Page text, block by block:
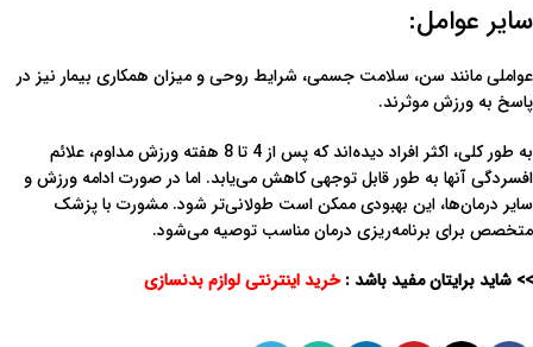
سایر عوامل:
عواملی مانند سن، سلامت جسمی، شرایط روحی و میزان همکاری بیمار نیز در
پاسخ به ورزش موثرند.
به طور کلی، اکثر افراد دیده‌اند که پس از 4 تا 8 هفته ورزش مداوم، علائم
افسردگی آنها به طور قابل توجهی کاهش می‌یابد. اما در صورت ادامه ورزش و
سایر درمان‌ها، این بهبودی ممکن است طولانی‌تر شود. مشورت با پزشک
متخصص برای برنامه‌ریزی درمان مناسب توصیه می‌شود.
>> شاید برایتان مفید باشد :خرید اینترنتی لوازم بدنسازی